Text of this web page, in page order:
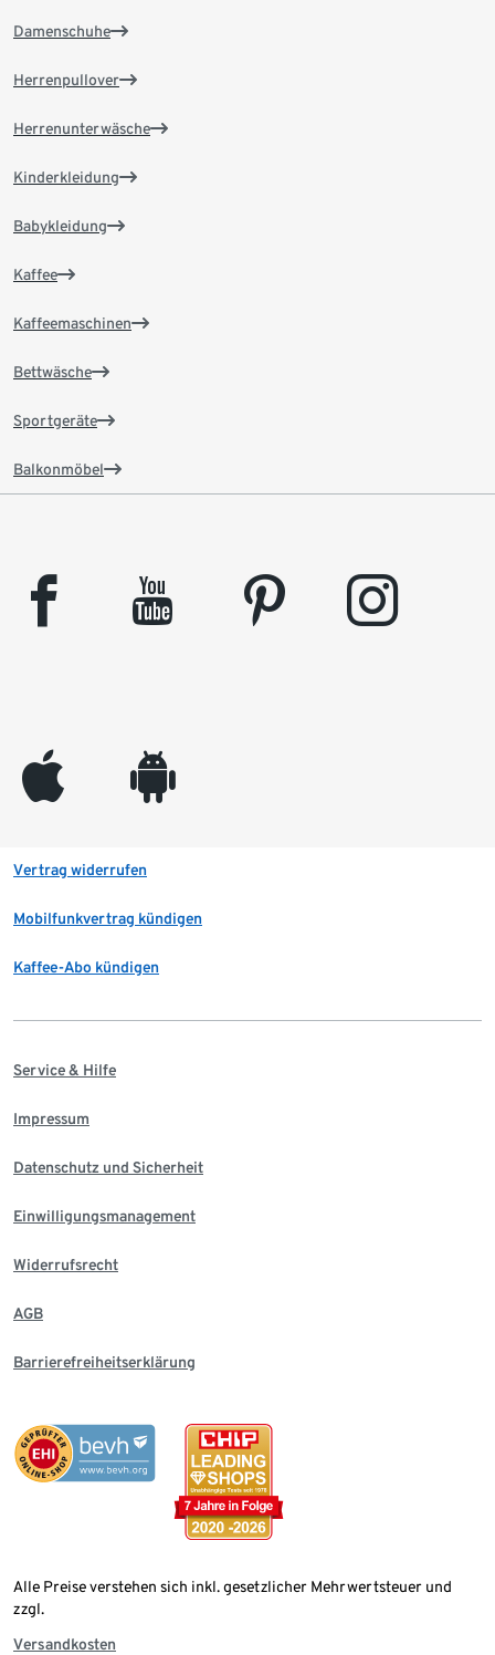
Damenschuhe
Herrenpullover
Herrenunterwäsche
Kinderkleidung
Babykleidung
Kaffee
Kaffeemaschinen
Bettwäsche
Sportgeräte
Balkonmöbel
facebook youtube pinterest instagram
appleinc android
Vertrag widerrufen
Mobilfunkvertrag kündigen
Kaffee-Abo kündigen
Service & Hilfe
Impressum
Datenschutz und Sicherheit
Einwilligungsmanagement
Widerrufsrecht
AGB
Barrierefreiheitserklärung
Alle Preise verstehen sich inkl. gesetzlicher Mehrwertsteuer und
zzgl.
Versandkosten